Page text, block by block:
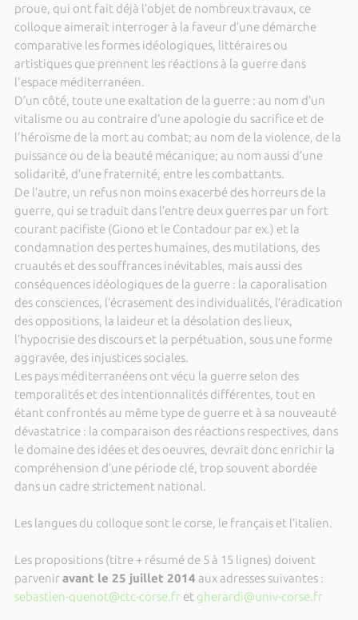
proue, qui ont fait déjà l’objet de nombreux travaux, ce
colloque aimerait interroger à la faveur d’une démarche
comparative les formes idéologiques, littéraires ou
artistiques que prennent les réactions à la guerre dans
l'espace méditerranéen.
D’un côté, toute une exaltation de la guerre : au nom d’un
vitalisme ou au contraire d’une apologie du sacrifice et de
l'héroïsme de la mort au combat; au nom de la violence, de la
puissance ou de la beauté mécanique; au nom aussi d’une
solidarité, d’une fraternité, entre les combattants.
De l’autre, un refus non moins exacerbé des horreurs de la
guerre, qui se traduit dans l’entre deux guerres par un fort
courant pacifiste (Giono et le Contadour par ex.) et la
condamnation des pertes humaines, des mutilations, des
cruautés et des souffrances inévitables, mais aussi des
conséquences idéologiques de la guerre : la caporalisation
des consciences, l’écrasement des individualités, l’éradication
des oppositions, la laideur et la désolation des lieux,
l’hypocrisie des discours et la perpétuation, sous une forme
aggravée, des injustices sociales.
Les pays méditerranéens ont vécu la guerre selon des
temporalités et des intentionnalités différentes, tout en
étant confrontés au même type de guerre et à sa nouveauté
dévastatrice : la comparaison des réactions respectives, dans
le domaine des idées et des oeuvres, devrait donc enrichir la
compréhension d’une période clé, trop souvent abordée
dans un cadre strictement national.
Les langues du colloque sont le corse, le français et l’italien.
Les propositions (titre + résumé de 5 à 15 lignes) doivent
parveniravant le 25 juillet 2014 aux adresses suivantes :
sebastien-quenot@ctc-corse.fret gherardi@univ-corse.fr